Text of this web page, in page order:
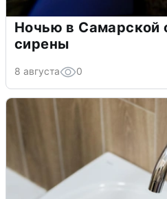
Ночью в Самарской
сирены
8 августа 0